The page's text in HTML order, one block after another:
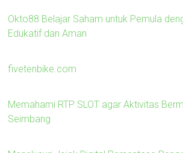
Okto88 Belajar Saham untuk Pemula
Edukatif dan Aman
fivetenbike.com
Memahami RTP SLOT agar Aktivitas
Seimbang